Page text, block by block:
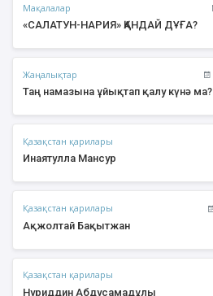
Мақалалар
«САЛАТУН-НАРИЯ» ҚАНДАЙ ДҰҒА?
Жаңалықтар
Таң намазына ұйықтап қалу күнә ма?
Қазақстан қарилары
Инаятулла Мансур
Қазақстан қарилары
Ақжолтай Бақытжан
Қазақстан қарилары
Нуриддин Абдусамадұлы